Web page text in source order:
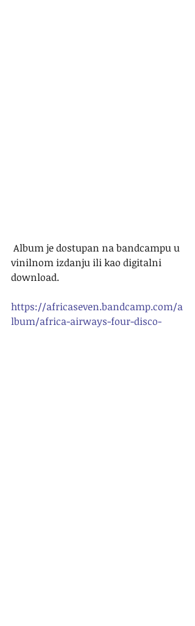
vinilnom izdanju ili kao digitalni
download.
https://africaseven.bandcamp.com/a
lbum/africa-airways-four-disco-